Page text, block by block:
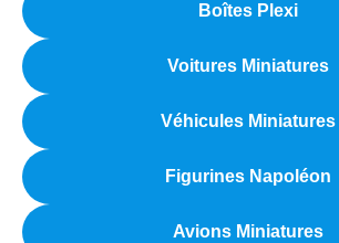
Boîtes Plexi
Voitures Miniatures
Véhicules Miniatures
Figurines Napoléon
Avions Miniatures